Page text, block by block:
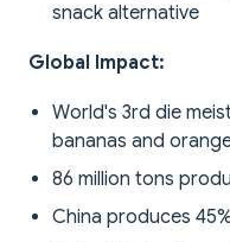
snack alternative
Global Impact:
World's 3rd die
bananas and
86 million tons
China produces